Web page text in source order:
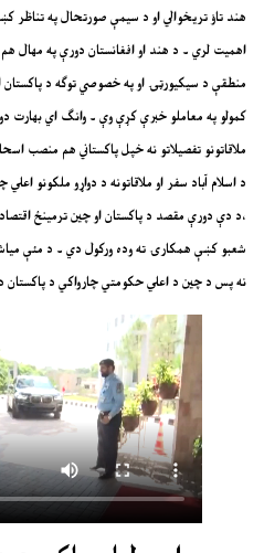
هند تاؤ تريخوالي او د سيمې صورتحال په
اهميت لري ۔ د هند او افغانستان دورې په مهال
منطقې د سيکيورټۍ او په خصوصي توګه د پاکستان
کمولو په معاملو خبرې کړې وې ۔ وانګ اي بهارت
ملاقاتونو تفصيلاتو نه خپل پاکستاني هم منصب
د اسلام آباد سفر او ملاقاتونه د دواړو ملکونو
،د دې دورې مقصد د پاکستان او چين ترمينځ
شعبو کښې همکارۍ ته وده ورکول دي ۔ د مئې
نه پس د چين د اعلي حکومتي چارواکي د پاکستان